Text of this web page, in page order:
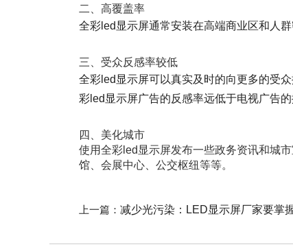
二、高覆盖率
全彩led显示屏通常安装在高端商业区和人
三、受众反感率较低
全彩led显示屏可以真实及时的向更多的受
彩led显示屏广告的反感率远低于电视广告的
四、美化城市
使用全彩led显示屏发布一些政务资讯和城
馆、会展中心、公交枢纽等等。
上一篇： 减少光污染：LED显示屏厂家要掌